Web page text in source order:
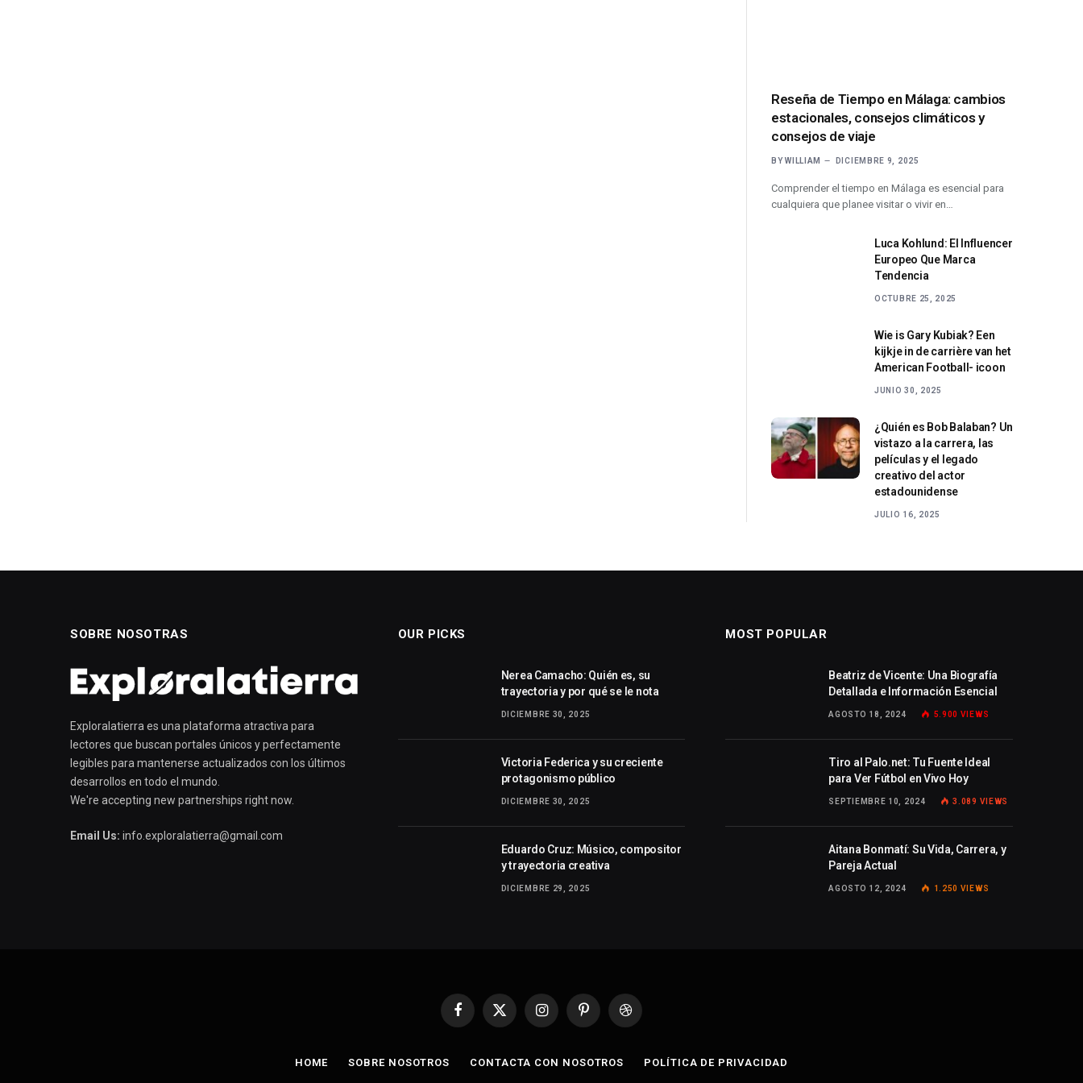
Reseña de Tiempo en Málaga: cambios
estacionales, consejos climáticos y
consejos de viaje
BY WILLIAM DICIEMBRE 9, 2025
Comprender el tiempo en Málaga es esencial para
cualquiera que planee visitar o vivir en…
Luca Kohlund: El Influencer
Europeo Que Marca
Tendencia
OCTUBRE 25, 2025
Wie is Gary Kubiak? Een
kijkje in de carrière van het
American Football- icoon
JUNIO 30, 2025
¿Quién es Bob Balaban? Un
vistazo a la carrera, las
películas y el legado
creativo del actor
estadounidense
JULIO 16, 2025
SOBRE NOSOTRAS
Exploralatierra es una plataforma atractiva para
lectores que buscan portales únicos y perfectamente
legibles para mantenerse actualizados con los últimos
desarrollos en todo el mundo.
We're accepting new partnerships right now.
Email Us: info.exploralatierra@gmail.com
OUR PICKS
Nerea Camacho: Quién es, su
trayectoria y por qué se le nota
DICIEMBRE 30, 2025
Victoria Federica y su creciente
protagonismo público
DICIEMBRE 30, 2025
Eduardo Cruz: Músico, compositor
y trayectoria creativa
DICIEMBRE 29, 2025
MOST POPULAR
Beatriz de Vicente: Una Biografía
Detallada e Información Esencial
AGOSTO 18, 2024 5.900 VIEWS
Tiro al Palo.net: Tu Fuente Ideal
para Ver Fútbol en Vivo Hoy
SEPTIEMBRE 10, 2024 3.089 VIEWS
Aitana Bonmatí: Su Vida, Carrera, y
Pareja Actual
AGOSTO 12, 2024 1.250 VIEWS
Facebook
X
InstagramPinterestDribbble
HOME SOBRE NOSOTROS CONTACTA CON NOSOTROS POLÍTICA DE PRIVACIDAD